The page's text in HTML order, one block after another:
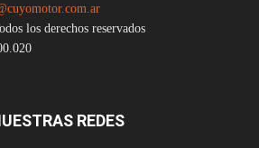
los derechos reservados
REDES